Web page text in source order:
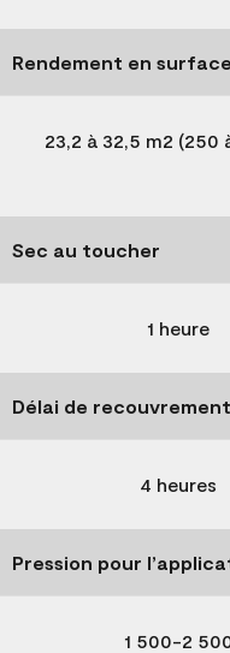
Rendement en surface
23,2 à 32,5 m2 (250
Sec au toucher
1 heure
Délai de recouvrement
4 heures
Pression pour
1 500-2